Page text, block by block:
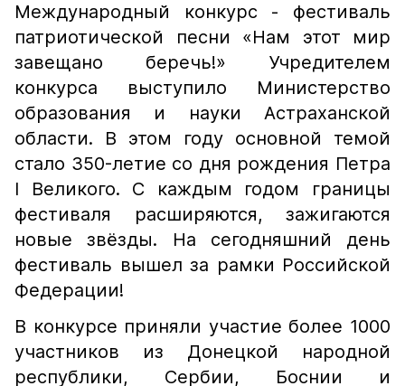
Международный конкурс - фестиваль
патриотической песни «Нам этот мир
завещано беречь!» Учредителем
конкурса выступило Министерство
образования и науки Астраханской
области. В этом году основной темой
стало 350-летие со дня рождения Петра
l Великого. С каждым годом границы
фестиваля расширяются, зажигаются
новые звёзды. На сегодняшний день
фестиваль вышел за рамки Российской
Федерации!
В конкурсе приняли участие более 1000
участников из Донецкой народной
республики, Сербии, Боснии и